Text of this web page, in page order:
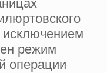
исключением
режим
операции